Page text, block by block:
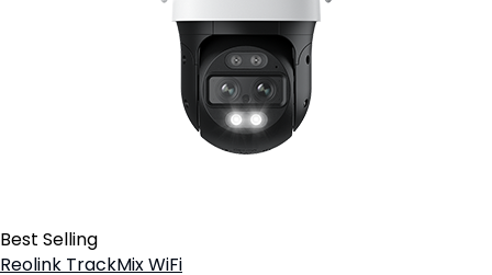
Best Selling
Reolink TrackMix WiFi